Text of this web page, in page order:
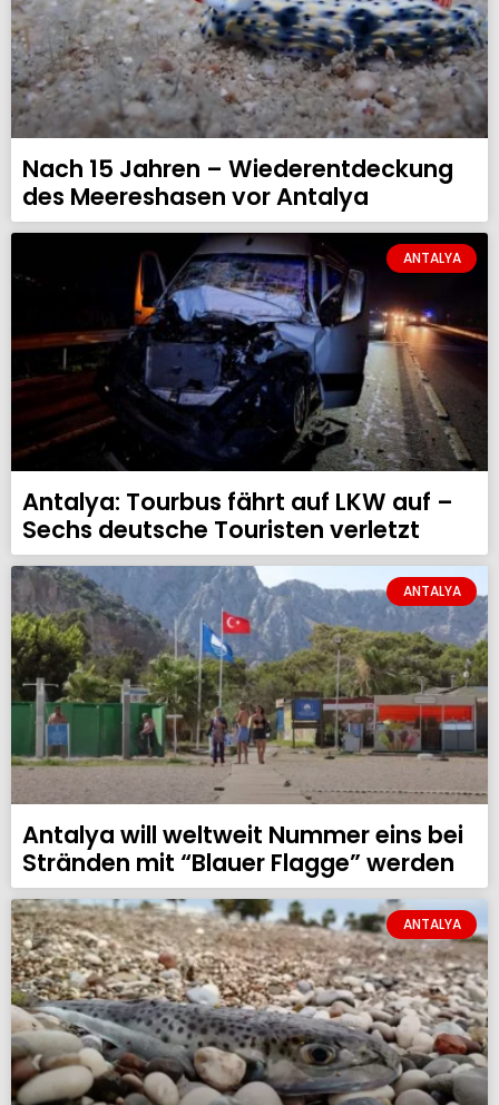
Nach 15 Jahren – Wiederentdeckung
des Meereshasen vor Antalya
ANTALYA
Antalya: Tourbus fährt auf LKW auf –
Sechs deutsche Touristen verletzt
ANTALYA
Antalya will weltweit Nummer eins bei
Stränden mit “Blauer Flagge” werden
ANTALYA